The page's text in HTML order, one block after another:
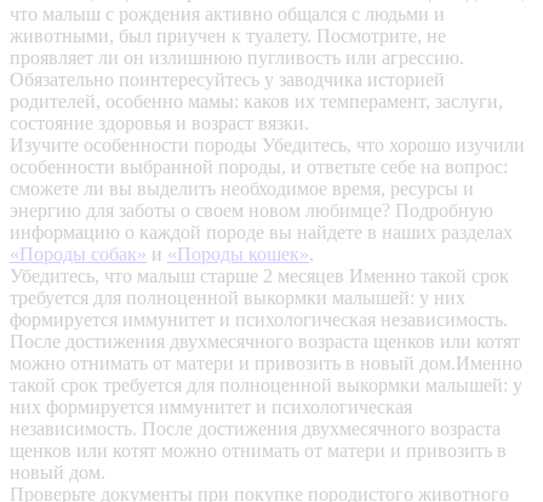
что малыш с рождения активно общался с людьми и
животными, был приучен к туалету. Посмотрите, не
проявляет ли он излишнюю пугливость или агрессию.
Обязательно поинтересуйтесь у заводчика историей
родителей, особенно мамы: каков их темперамент, заслуги,
состояние здоровья и возраст вязки.
Изучите особенности породы Убедитесь, что хорошо изучили
особенности выбранной породы, и ответьте себе на вопрос:
сможете ли вы выделить необходимое время, ресурсы и
энергию для заботы о своем новом любимце? Подробную
информацию о каждой породе вы найдете в наших разделах
«Породы собак» и «Породы кошек».
Убедитесь, что малыш старше 2 месяцев Именно такой срок
требуется для полноценной выкормки малышей: у них
формируется иммунитет и психологическая независимость.
После достижения двухмесячного возраста щенков или котят
можно отнимать от матери и привозить в новый дом.Именно
такой срок требуется для полноценной выкормки малышей: у
них формируется иммунитет и психологическая
независимость. После достижения двухмесячного возраста
щенков или котят можно отнимать от матери и привозить в
новый дом.
Проверьте документы при покупке породистого животного